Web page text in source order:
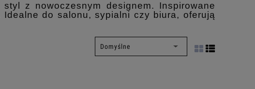
z nowoczesnym designem. Inspirowane
do salonu, sypialni czy biura, oferują